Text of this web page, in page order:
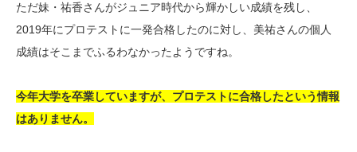
ただ妹・祐香さんがジュニア時代から輝かしい成績を残し、
2019年にプロテストに一発合格したのに対し、美祐さんの個人
成績はそこまでふるわなかったようですね。
今年大学を卒業していますが、プロテストに合格したという情報
はありません。